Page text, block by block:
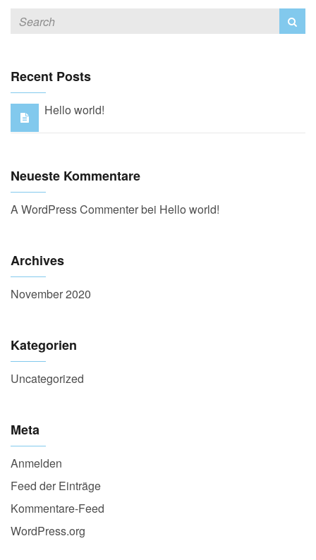
Recent Posts
Hello world!
Neueste Kommentare
A WordPress Commenterbei Hello world!
Archives
November 2020
Kategorien
Uncategorized
Meta
Anmelden
Feed der Einträge
Kommentare-Feed
WordPress.org